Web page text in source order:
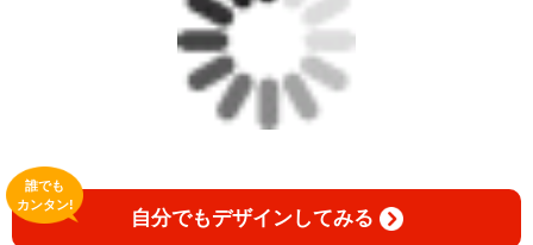
自分でもデザインしてみる
誰でも
カンタン!